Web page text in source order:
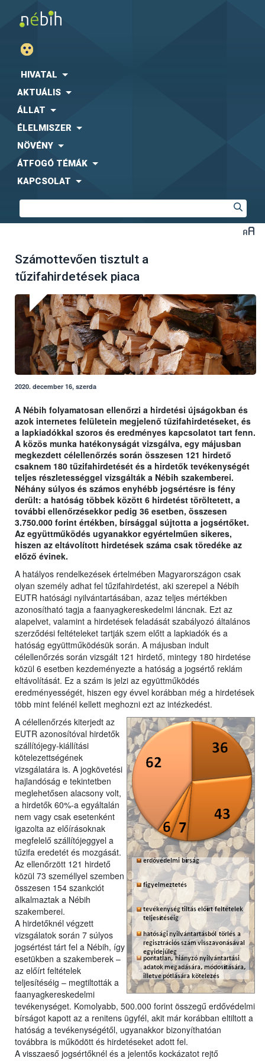
HIVATAL
AKTUÁLIS
ÁLLAT
ÉLELMISZER
NÖVÉNY
ÁTFOGÓ TÉMÁK
KAPCSOLAT
Számottevően tisztult a
tűzifahirdetések piaca
2020. december 16, szerda
A Nébih folyamatosan ellenőrzi a hirdetési újságokban és
azok internetes felületein megjelenő tűzifahirdetéseket, és
a lapkiadókkal szoros és eredményes kapcsolatot tart fenn.
A közös munka hatékonyságát vizsgálva, egy májusban
megkezdett célellenőrzés során összesen 121 hirdető
csaknem 180 tűzifahirdetését és a hirdetők tevékenységét
teljes részletességgel vizsgálták a Nébih szakemberei.
Néhány súlyos és számos enyhébb jogsértésre is fény
derült: a hatóság többek között 6 hirdetést töröltetett, a
további ellenőrzésekkor pedig 36 esetben, összesen
3.750.000 forint értékben, bírsággal sújtotta a jogsértőket.
Az együttműködés ugyanakkor egyértelműen sikeres,
hiszen az eltávolított hirdetések száma csak töredéke az
előző évinek.
A hatályos rendelkezések értelmében Magyarországon csak
olyan személy adhat fel tűzifahirdetést, aki szerepel a Nébih
EUTR hatósági nyilvántartásában, azaz teljes mértékben
azonosítható tagja a faanyagkereskedelmi láncnak. Ezt az
alapelvet, valamint a hirdetések feladását szabályozó általános
szerződési feltételeket tartják szem előtt a lapkiadók és a
hatóság együttműködésük során. A májusban indult
célellenőrzés során vizsgált 121 hirdető, mintegy 180 hirdetése
közül 6 esetben kezdeményezte a hatóság a jogsértő reklám
eltávolítását. Ez a szám is jelzi az együttműködés
eredményességét, hiszen egy évvel korábban még a hirdetések
több mint felénél kellett meghozni ezt az intézkedést.
A célellenőrzés kiterjedt az
EUTR azonosítóval hirdetők
szállítójegy-kiállítási
kötelezettségének
vizsgálatára is. A jogkövetési
hajlandóság e tekintetben
meglehetősen alacsony volt,
a hirdetők 60%-a egyáltalán
nem vagy csak esetenként
igazolta az előírásoknak
megfelelő szállítójeggyel a
tűzifa eredetét és mozgását.
Az ellenőrzött 121 hirdető
közül 73 személlyel szemben
összesen 154 szankciót
alkalmaztak a Nébih
szakemberei.
A hirdetőknél végzett
vizsgálatok során 7 súlyos
jogsértést tárt fel a Nébih, így
esetükben a szakemberek –
az előírt feltételek
teljesítéséig – megtiltották a
faanyagkereskedelmi
tevékenységet. Komolyabb, 500.000 forint összegű erdővédelmi
bírságot kapott az a renitens ügyfél, akit már korábban eltiltott a
hatóság a tevékenységétől, ugyanakkor bizonyíthatóan
továbbra is működött és hirdetéseket adott fel.
A visszaeső jogsértőknél és a jelentős kockázatot rejtő